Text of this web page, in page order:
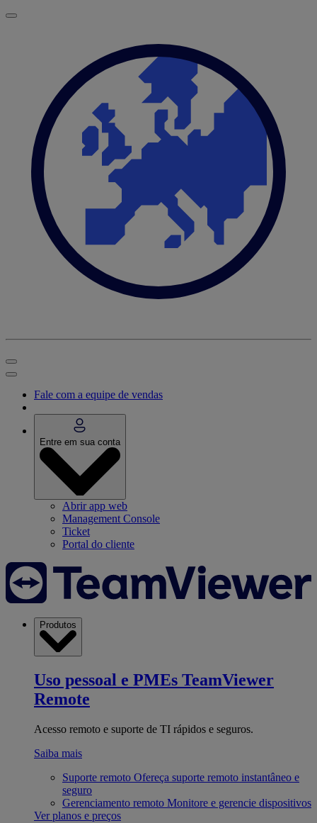
Fale com a equipe de vendas
Entre em sua conta
Abrir app web
Management Console
Ticket
Portal do cliente
Produtos
Uso pessoal e PMEs TeamViewer
Remote
Acesso remoto e suporte de TI rápidos e seguros.
Saiba mais
Suporte remoto Ofereça suporte remoto instantâneo e
seguro
Gerenciamento remoto Monitore e gerencie dispositivos
Ver planos e preços